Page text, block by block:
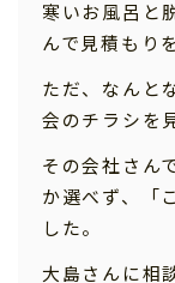
寒いお風呂と
んで見積もり
ただ、なんと
会のチラシを
その会社さん
か選べず、「
した。
大島さんに相